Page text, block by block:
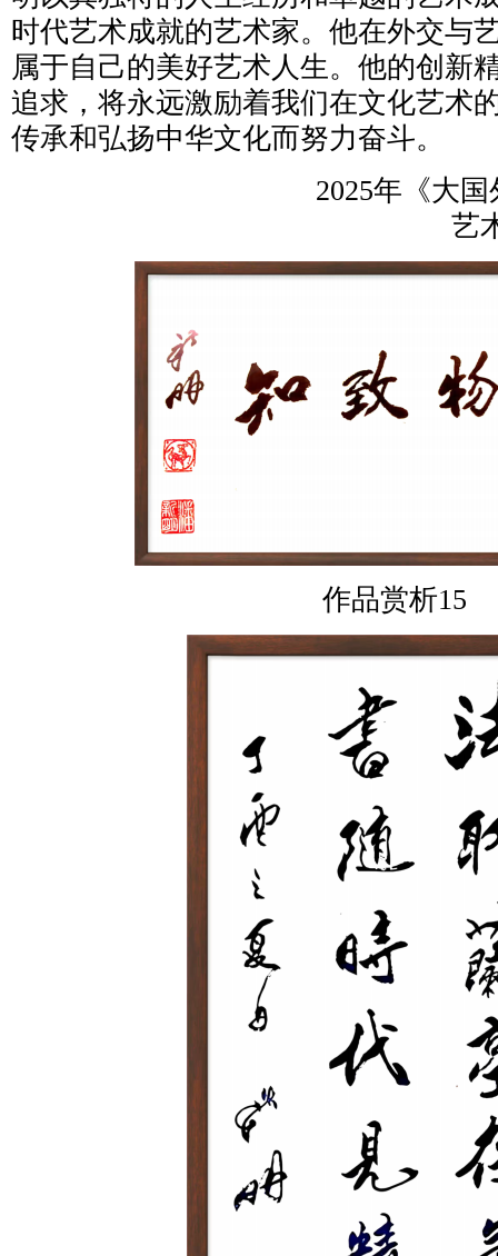
时代艺术成就的艺术家。他在外交与
属于自己的美好艺术人生。他的创新
追求，将永远激励着我们在文化艺术
传承和弘扬中华文化而努力奋斗。
2025年《大
艺
作品赏析15